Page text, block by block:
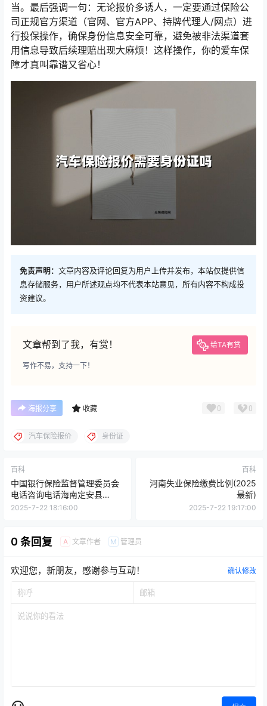
当。最后强调一句：无论报价多诱人，一定要通过保险公
司正规官方渠道（官网、官方APP、持牌代理人/网点）进
行投保操作，确保身份信息安全可靠，避免被非法渠道套
用信息导致后续理赔出现大麻烦！这样操作，你的爱车保
障才真叫靠谱又省心！
免责声明： 文章内容及评论回复为用户上传并发布，本站仅提供信
息存储服务，用户所述观点均不代表本站意见，所有内容不构成投
资建议。
文章帮到了我，有赏！ 给TA有赏
写作不易，支持一下！
海报分享 收藏 0 0
汽车保险报价 身份证
百科
中国银行保险监督管理委员会
电话咨询电话海南定安县
(2025最新)
2025-7-22 18:16:00
百科
河南失业保险缴费比例(2025
最新)
2025-7-22 19:17:00
0 条回复 A 文章作者 M 管理员
欢迎您，新朋友，感谢参与互动！ 确认修改